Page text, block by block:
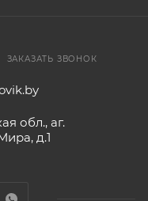
ЗАКАЗАТЬ ЗВОНОК
обл., аг.
д.1